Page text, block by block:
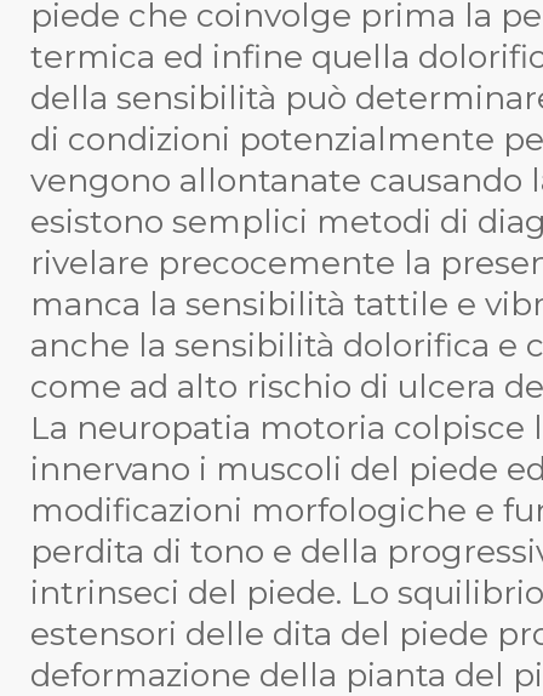
piede che coinvolge prima la
termica ed infine quella
della sensibilità può
di condizioni potenzialmente
vengono allontanate causando
esistono semplici metodi di
rivelare precocemente la
manca la sensibilità tattile e
anche la sensibilità dolorifica e
come ad alto rischio di ulcera
La neuropatia motoria colpisce
innervano i muscoli del piede
modificazioni morfologiche e
perdita di tono e della
intrinseci del piede. Lo
estensori delle dita del piede
deformazione della pianta del